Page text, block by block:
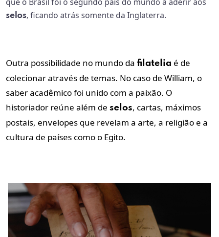
selos, ficando atrás somente da Inglaterra.
Outra possibilidade no mundo da filatelia é de
colecionar através de temas. No caso de William, o
saber acadêmico foi unido com a paixão. O
historiador reúne além de selos, cartas, máximos
postais, envelopes que revelam a arte, a religião e a
cultura de países como o Egito.